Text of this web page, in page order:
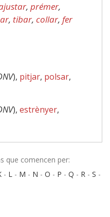
, prémer,
, tibar, collar, fer
), pitjar, polsar,
), estrènyer,
que comencen per:
- L - M - N - O - P - Q - R - S -